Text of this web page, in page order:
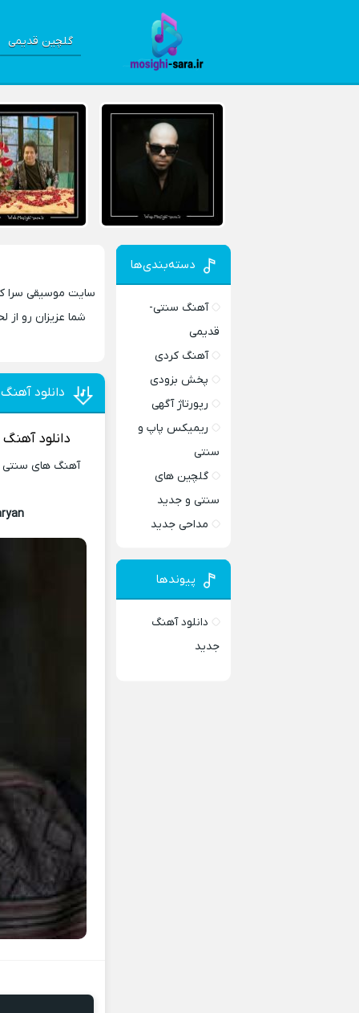
گلچین قدیمی
شما عزیزان رو از
دانلود
دانلود آهنگ
آهنگ های سنتی
دسته‌بندی‌ها
آهنگ سنتی-
قدیمی
آهنگ کردی
پخش بزودی
رپورتاژ آگهی
ریمیکس پاپ و
سنتی
گلچین های
سنتی و جدید
مداحی جدید
پیوندها
دانلود آهنگ
جدید